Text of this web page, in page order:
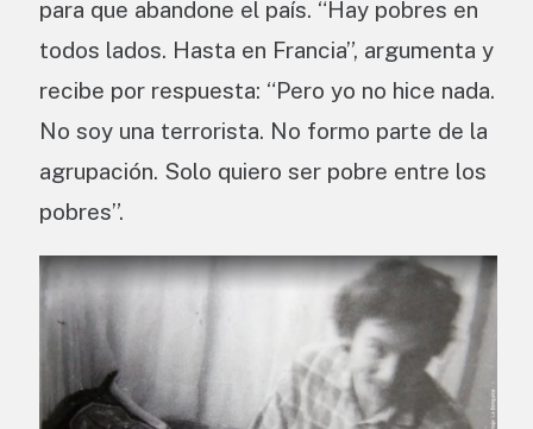
para que abandone el país. “Hay pobres en
todos lados. Hasta en Francia”, argumenta y
recibe por respuesta: “Pero yo no hice nada.
No soy una terrorista. No formo parte de la
agrupación. Solo quiero ser pobre entre los
pobres”.